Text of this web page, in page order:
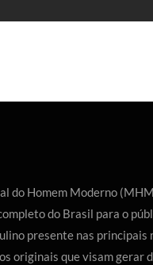
do Homem Moderno
do Brasil para o
presente nas principais
originais que visam gerar